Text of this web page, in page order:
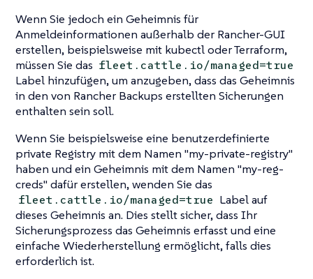
Wenn Sie jedoch ein Geheimnis für
Anmeldeinformationen außerhalb der Rancher-GUI
erstellen, beispielsweise mit kubectl oder Terraform,
müssen Sie das fleet.cattle.io/managed=true
Label hinzufügen, um anzugeben, dass das Geheimnis
in den von Rancher Backups erstellten Sicherungen
enthalten sein soll.
Wenn Sie beispielsweise eine benutzerdefinierte
private Registry mit dem Namen "my-private-registry"
haben und ein Geheimnis mit dem Namen "my-reg-
creds" dafür erstellen, wenden Sie das
fleet.cattle.io/managed=true Label auf
dieses Geheimnis an. Dies stellt sicher, dass Ihr
Sicherungsprozess das Geheimnis erfasst und eine
einfache Wiederherstellung ermöglicht, falls dies
erforderlich ist.